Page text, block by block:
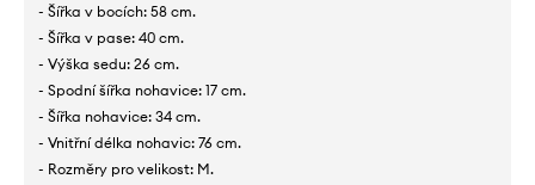
- Šířka v bocích: 58 cm.
- Šířka v pase: 40 cm.
- Výška sedu: 26 cm.
- Spodní šířka nohavice: 17 cm.
- Šířka nohavice: 34 cm.
- Vnitřní délka nohavic: 76 cm.
- Rozměry pro velikost: M.